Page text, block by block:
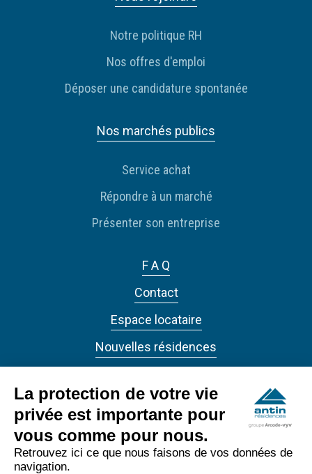
Notre politique RH
Nos offres d'emploi
Déposer une candidature spontanée
Nos marchés publics
Service achat
Répondre à un marché
Présenter son entreprise
F A Q
Contact
Espace locataire
Nouvelles résidences
La protection de votre vie
privée est importante pour
vous comme pour nous.
Retrouvez ici ce que nous faisons de vos données de
navigation.